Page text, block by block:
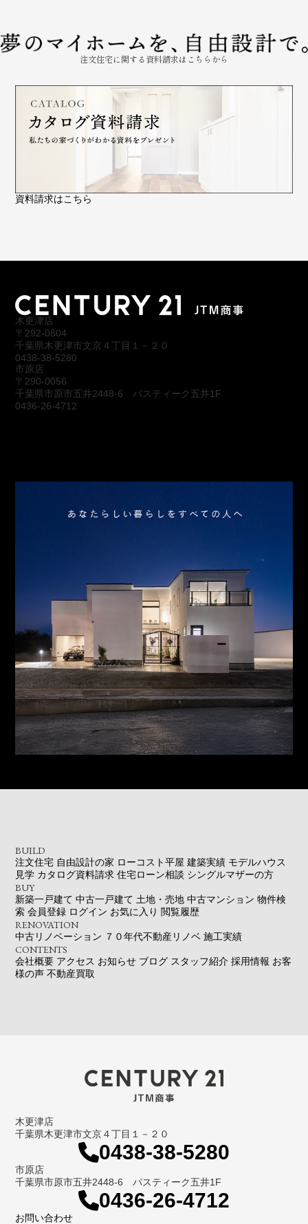
注文住宅に関する資料請求はこちらから
資料請求はこちら
木更津店
〒292-0804
千葉県木更津市文京４丁目１－２０
0438-38-5280
市原店
〒290-0056
千葉県市原市五井2448-6 パスティーク五井1F
0436-26-4712
BUILD
注文住宅 自由設計の家 ローコスト平屋 建築実績 モデルハウス
見学 カタログ資料請求 住宅ローン相談 シングルマザーの方
BUY
新築一戸建て 中古一戸建て 土地・売地 中古マンション 物件検
索 会員登録 ログイン お気に入り 閲覧履歴
RENOVATION
中古リノベーション ７０年代不動産リノベ 施工実績
CONTENTS
会社概要 アクセス お知らせ ブログ スタッフ紹介 採用情報 お客
様の声 不動産買取
木更津店
千葉県木更津市文京４丁目１－２０
0438-38-5280
市原店
千葉県市原市五井2448-6 パスティーク五井1F
0436-26-4712
お問い合わせ